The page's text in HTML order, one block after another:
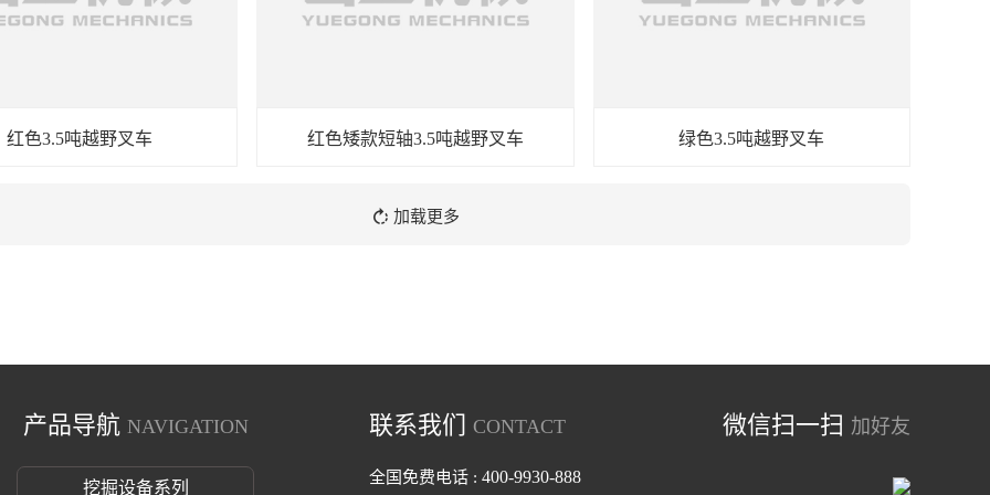
红色3.5吨越野叉车 红色矮款短轴3.5吨越野叉车 绿色3.5吨越野叉车
 加载更多
产品导航 NAVIGATION
挖掘设备系列
联系我们 CONTACT
全国免费电话 : 400-9930-888
微信扫一扫 加好友